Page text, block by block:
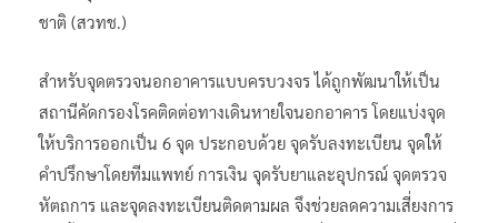
ชาติ (สวทช.)
สำหรับจุดตรวจนอกอาคารแบบครบวงจร ได้ถูกพัฒนาให้เป็น
สถานีคัดกรองโรคติดต่อทางเดินหายใจนอกอาคาร โดยแบ่งจุด
ให้บริการออกเป็น 6 จุด ประกอบด้วย จุดรับลงทะเบียน จุดให้
คำปรึกษาโดยทีมแพทย์ การเงิน จุดรับยาและอุปกรณ์ จุดตรวจ
หัตถการ และจุดลงทะเบียนติดตามผล จึงช่วยลดความเสี่ยงการ